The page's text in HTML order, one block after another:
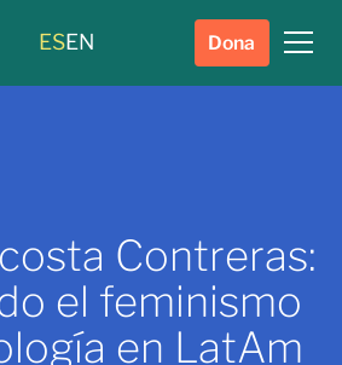
ESEN Dona
Contreras:
el feminismo
en LatAm